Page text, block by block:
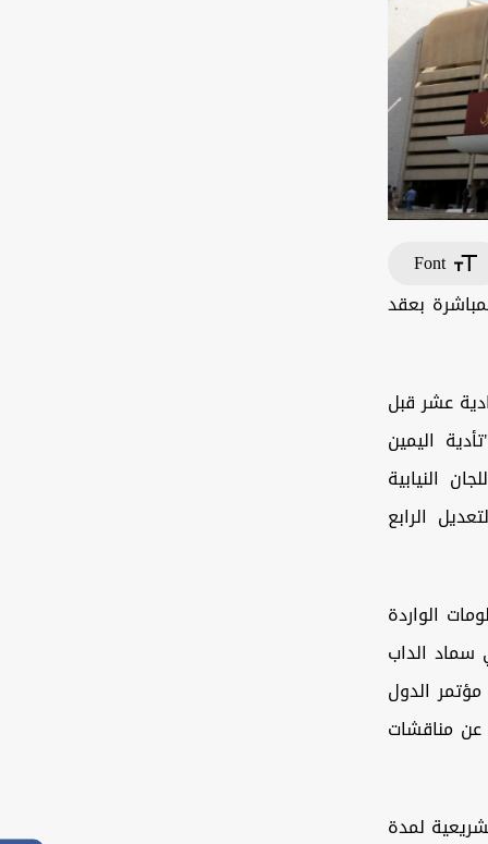
Font
بعقد
عشر قبل
اليمين
النيابية
الرابع
الواردة
سماد الداب
الدول
عن مناقشات
لمدة